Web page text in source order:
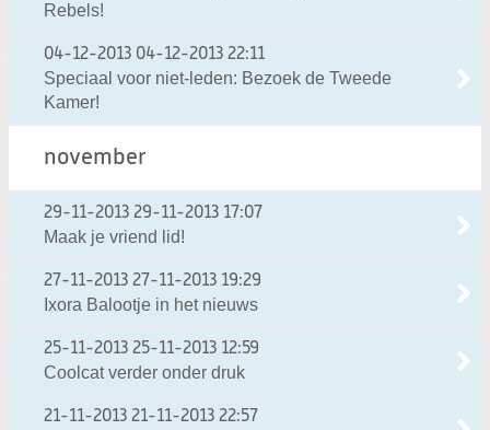
Rebels!
04-12-2013 04-12-2013 22:11
Speciaal voor niet-leden: Bezoek de Tweede
Kamer!
november
29-11-2013 29-11-2013 17:07
Maak je vriend lid!
27-11-2013 27-11-2013 19:29
Ixora Balootje in het nieuws
25-11-2013 25-11-2013 12:59
Coolcat verder onder druk
21-11-2013 21-11-2013 22:57